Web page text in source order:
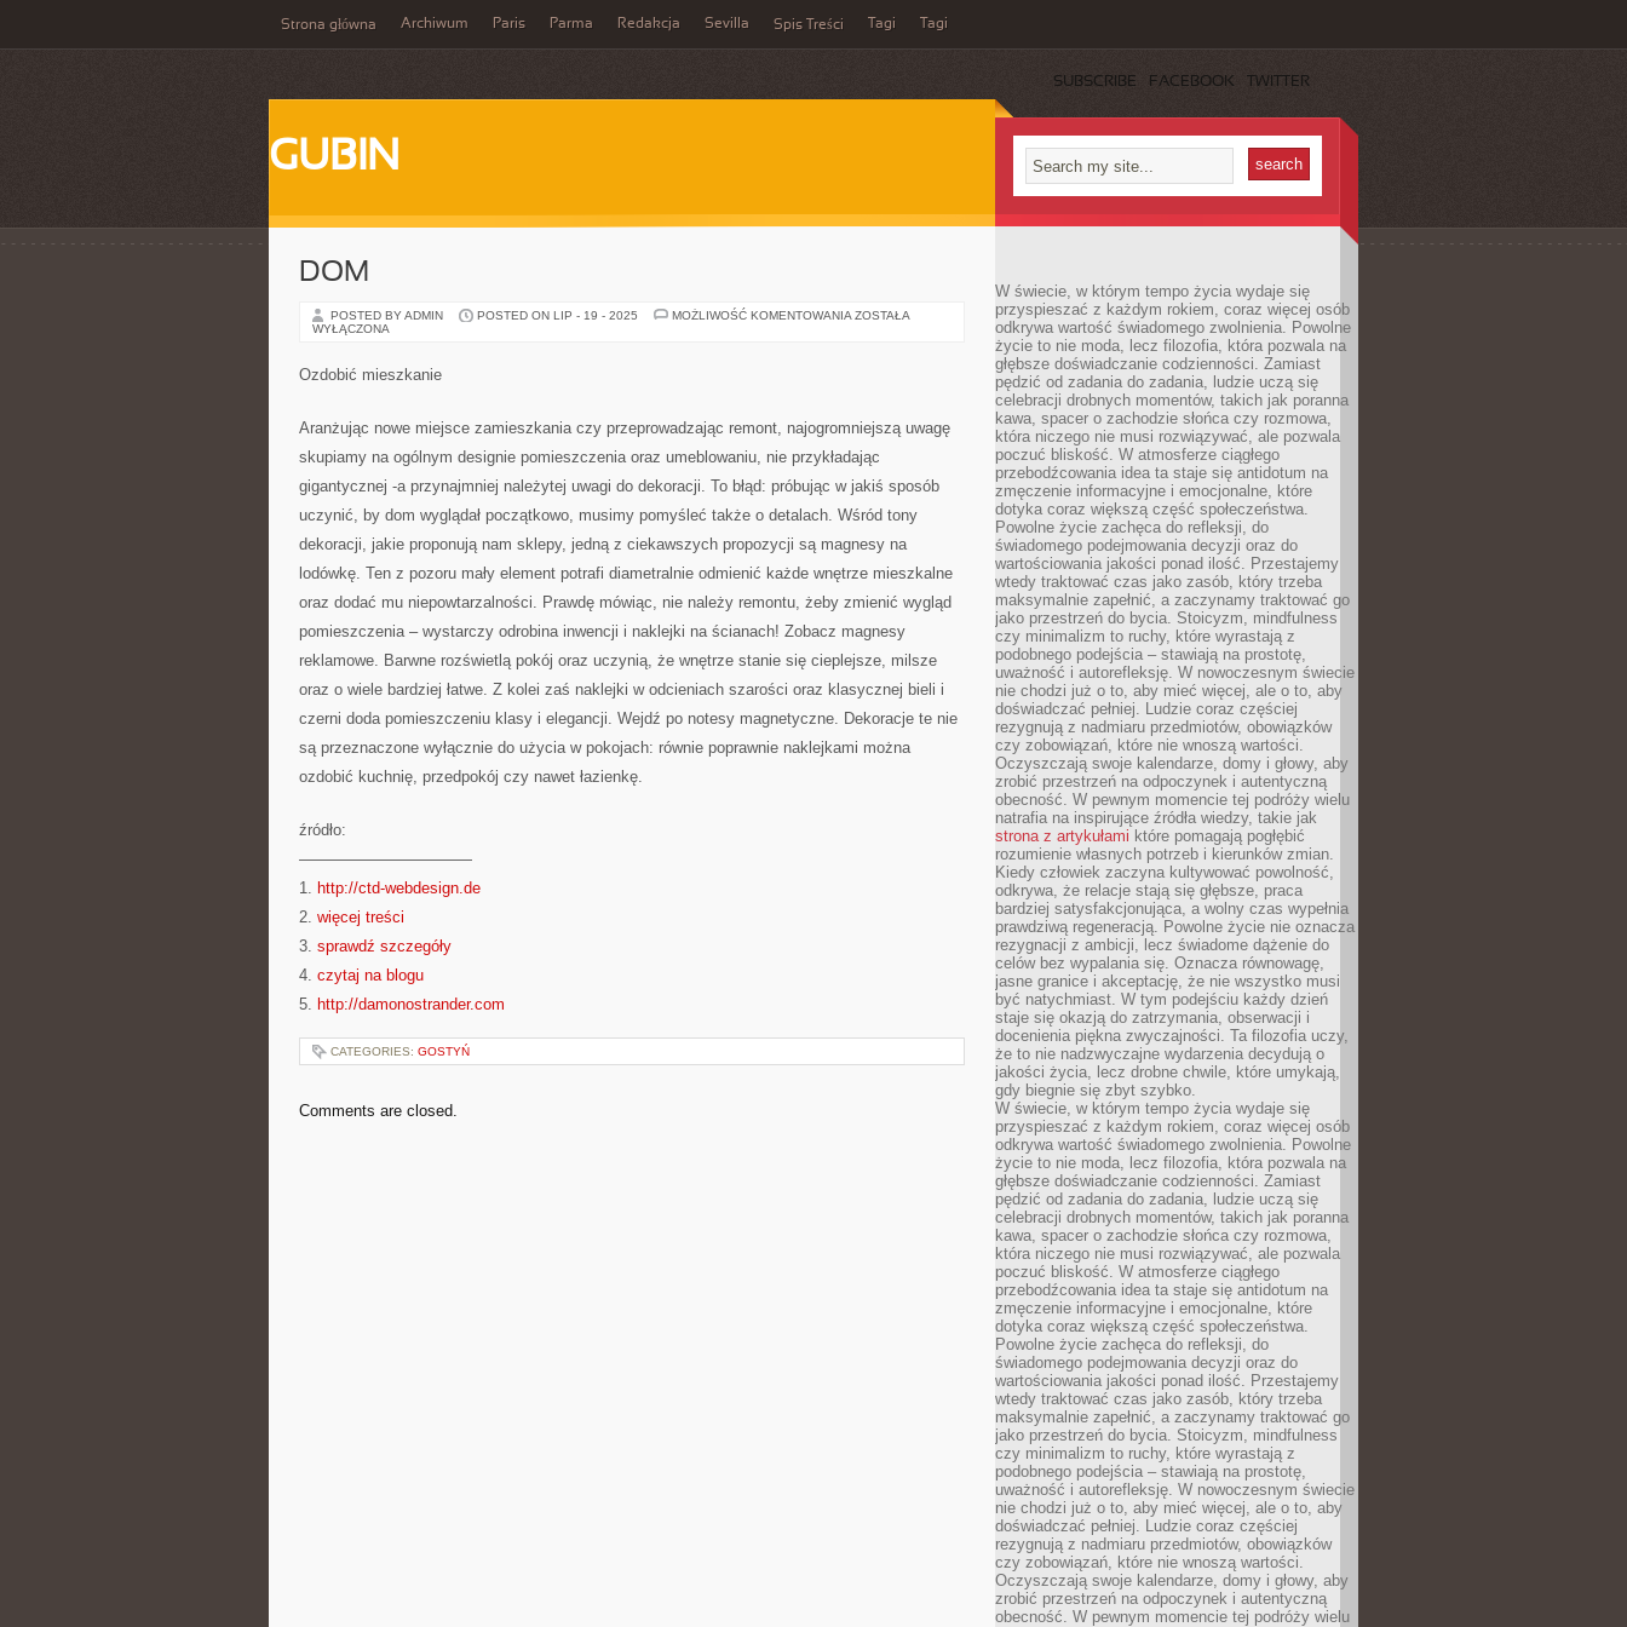
Strona główna Archiwum Paris Parma Redakcja Sevilla Spis Treści Tagi Tagi
SUBSCRIBE FACEBOOK TWITTER
GUBIN
DOM
POSTED BY ADMIN POSTED ON LIP - 19 - 2025 MOŻLIWOŚĆ KOMENTOWANIA DOM
ZOSTAŁA
WYŁĄCZONA
Ozdobić mieszkanie
Aranżując nowe miejsce zamieszkania czy przeprowadzając remont, najogromniejszą uwagę
skupiamy na ogólnym designie pomieszczenia oraz umeblowaniu, nie przykładając
gigantycznej -a przynajmniej należytej uwagi do dekoracji. To błąd: próbując w jakiś sposób
uczynić, by dom wyglądał początkowo, musimy pomyśleć także o detalach. Wśród tony
dekoracji, jakie proponują nam sklepy, jedną z ciekawszych propozycji są magnesy na
lodówkę. Ten z pozoru mały element potrafi diametralnie odmienić każde wnętrze mieszkalne
oraz dodać mu niepowtarzalności. Prawdę mówiąc, nie należy remontu, żeby zmienić wygląd
pomieszczenia – wystarczy odrobina inwencji i naklejki na ścianach! Zobacz magnesy
reklamowe. Barwne rozświetlą pokój oraz uczynią, że wnętrze stanie się cieplejsze, milsze
oraz o wiele bardziej łatwe. Z kolei zaś naklejki w odcieniach szarości oraz klasycznej bieli i
czerni doda pomieszczeniu klasy i elegancji. Wejdź po notesy magnetyczne. Dekoracje te nie
są przeznaczone wyłącznie do użycia w pokojach: równie poprawnie naklejkami można
ozdobić kuchnię, przedpokój czy nawet łazienkę.
źródło:
———————————
1. http://ctd-webdesign.de
2. więcej treści
3. sprawdź szczegóły
4. czytaj na blogu
5. http://damonostrander.com
CATEGORIES: GOSTYŃ
Comments are closed.
W świecie, w którym tempo życia wydaje się
przyspieszać z każdym rokiem, coraz więcej osób
odkrywa wartość świadomego zwolnienia. Powolne
życie to nie moda, lecz filozofia, która pozwala na
głębsze doświadczanie codzienności. Zamiast
pędzić od zadania do zadania, ludzie uczą się
celebracji drobnych momentów, takich jak poranna
kawa, spacer o zachodzie słońca czy rozmowa,
która niczego nie musi rozwiązywać, ale pozwala
poczuć bliskość. W atmosferze ciągłego
przebodźcowania idea ta staje się antidotum na
zmęczenie informacyjne i emocjonalne, które
dotyka coraz większą część społeczeństwa.
Powolne życie zachęca do refleksji, do
świadomego podejmowania decyzji oraz do
wartościowania jakości ponad ilość. Przestajemy
wtedy traktować czas jako zasób, który trzeba
maksymalnie zapełnić, a zaczynamy traktować go
jako przestrzeń do bycia. Stoicyzm, mindfulness
czy minimalizm to ruchy, które wyrastają z
podobnego podejścia – stawiają na prostotę,
uważność i autorefleksję. W nowoczesnym świecie
nie chodzi już o to, aby mieć więcej, ale o to, aby
doświadczać pełniej. Ludzie coraz częściej
rezygnują z nadmiaru przedmiotów, obowiązków
czy zobowiązań, które nie wnoszą wartości.
Oczyszczają swoje kalendarze, domy i głowy, aby
zrobić przestrzeń na odpoczynek i autentyczną
obecność. W pewnym momencie tej podróży wielu
natrafia na inspirujące źródła wiedzy, takie jak
strona z artykułami które pomagają pogłębić
rozumienie własnych potrzeb i kierunków zmian.
Kiedy człowiek zaczyna kultywować powolność,
odkrywa, że relacje stają się głębsze, praca
bardziej satysfakcjonująca, a wolny czas wypełnia
prawdziwą regeneracją. Powolne życie nie oznacza
rezygnacji z ambicji, lecz świadome dążenie do
celów bez wypalania się. Oznacza równowagę,
jasne granice i akceptację, że nie wszystko musi
być natychmiast. W tym podejściu każdy dzień
staje się okazją do zatrzymania, obserwacji i
docenienia piękna zwyczajności. Ta filozofia uczy,
że to nie nadzwyczajne wydarzenia decydują o
jakości życia, lecz drobne chwile, które umykają,
gdy biegnie się zbyt szybko.
W świecie, w którym tempo życia wydaje się
przyspieszać z każdym rokiem, coraz więcej osób
odkrywa wartość świadomego zwolnienia. Powolne
życie to nie moda, lecz filozofia, która pozwala na
głębsze doświadczanie codzienności. Zamiast
pędzić od zadania do zadania, ludzie uczą się
celebracji drobnych momentów, takich jak poranna
kawa, spacer o zachodzie słońca czy rozmowa,
która niczego nie musi rozwiązywać, ale pozwala
poczuć bliskość. W atmosferze ciągłego
przebodźcowania idea ta staje się antidotum na
zmęczenie informacyjne i emocjonalne, które
dotyka coraz większą część społeczeństwa.
Powolne życie zachęca do refleksji, do
świadomego podejmowania decyzji oraz do
wartościowania jakości ponad ilość. Przestajemy
wtedy traktować czas jako zasób, który trzeba
maksymalnie zapełnić, a zaczynamy traktować go
jako przestrzeń do bycia. Stoicyzm, mindfulness
czy minimalizm to ruchy, które wyrastają z
podobnego podejścia – stawiają na prostotę,
uważność i autorefleksję. W nowoczesnym świecie
nie chodzi już o to, aby mieć więcej, ale o to, aby
doświadczać pełniej. Ludzie coraz częściej
rezygnują z nadmiaru przedmiotów, obowiązków
czy zobowiązań, które nie wnoszą wartości.
Oczyszczają swoje kalendarze, domy i głowy, aby
zrobić przestrzeń na odpoczynek i autentyczną
obecność. W pewnym momencie tej podróży wielu